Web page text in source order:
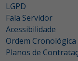
LGPD
Fala Servidor
Acessibilidade
Ordem
Planos de